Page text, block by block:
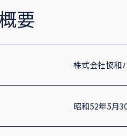
要
株式会社協和
昭和52年5月